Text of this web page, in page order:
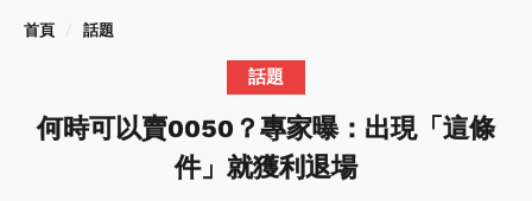
首頁 話題
話題
何時可以賣0050？專家曝：出現「這條
件」就獲利退場